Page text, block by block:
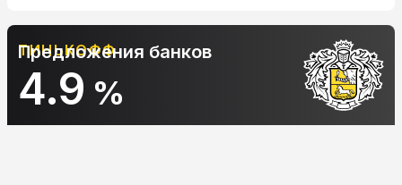
%
Предложения банков